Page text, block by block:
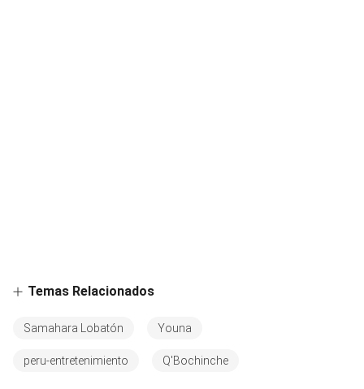
Temas Relacionados
Samahara Lobatón Youna
peru-entretenimiento Q'Bochinche